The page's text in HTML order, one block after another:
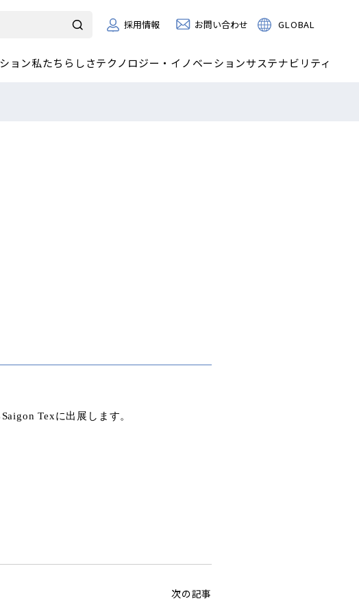
採用情報 お問い合わせ GLOBAL
ョン私たちらしさテクノロジー・イノベーションサステナビリティ
Texに出展します。
次の記事